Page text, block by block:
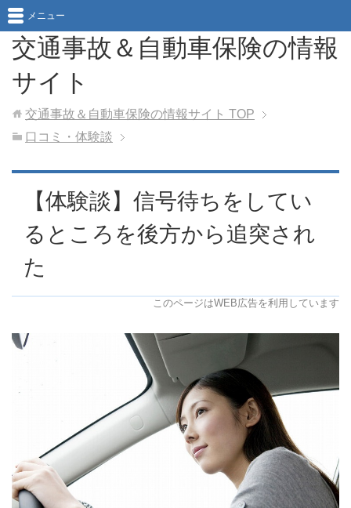
交通事故＆自動車保険の情報
サイト
メニュー
交通事故＆自動車保険の情報サイト TOP
口コミ・体験談
【体験談】信号待ちをしてい
るところを後方から追突され
た
このページはWEB広告を利用しています